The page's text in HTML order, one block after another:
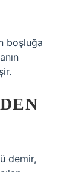
boşluğa
demir,